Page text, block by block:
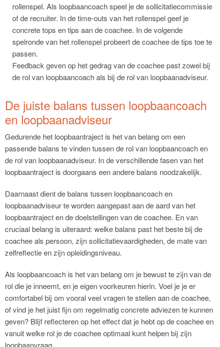
rollenspel. Als loopbaancoach speel je de sollicitatiecommissie
of de recruiter. In de time-outs van het rollenspel geef je
concrete tops en tips aan de coachee. In de volgende
spelronde van het rollenspel probeert de coachee de tips toe te
passen.
Feedback geven op het gedrag van de coachee past zowel bij
de rol van loopbaancoach als bij de rol van loopbaanadviseur.
De juiste balans tussen loopbaancoach
en loopbaanadviseur
Gedurende het loopbaantraject is het van belang om een
passende balans te vinden tussen de rol van loopbaancoach en
de rol van loopbaanadviseur. In de verschillende fasen van het
loopbaantraject is doorgaans een andere balans noodzakelijk.
Daarnaast dient de balans tussen loopbaancoach en
loopbaanadviseur te worden aangepast aan de aard van het
loopbaantraject en de doelstellingen van de coachee. En van
cruciaal belang is uiteraard: welke balans past het beste bij de
coachee als persoon, zijn sollicitatievaardigheden, de mate van
zelfreflectie en zijn opleidingsniveau.
Als loopbaancoach is het van belang om je bewust te zijn van de
rol die je inneemt, en je eigen voorkeuren hierin. Voel je je er
comfortabel bij om vooral veel vragen te stellen aan de coachee,
of vind je het juist fijn om regelmatig concrete adviezen te kunnen
geven? Blijf reflecteren op het effect dat je hebt op de coachee en
vanuit welke rol je de coachee optimaal kunt helpen bij zijn
loopbaanvraag.